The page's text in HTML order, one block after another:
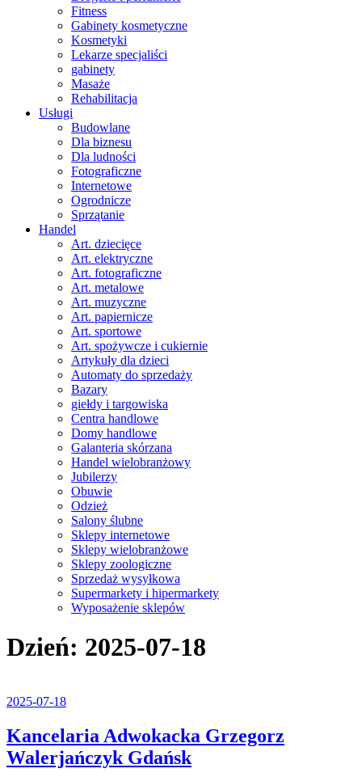
Fitness
Gabinety kosmetyczne
Kosmetyki
Lekarze specjaliści
gabinety
Masaże
Rehabilitacja
Usługi
Budowlane
Dla biznesu
Dla ludności
Fotograficzne
Internetowe
Ogrodnicze
Sprzątanie
Handel
Art. dziecięce
Art. elektryczne
Art. fotograficzne
Art. metalowe
Art. muzyczne
Art. papiernicze
Art. sportowe
Art. spożywcze i cukiernie
Artykuły dla dzieci
Automaty do sprzedaży
Bazary
giełdy i targowiska
Centra handlowe
Domy handlowe
Galanteria skórzana
Handel wielobranżowy
Jubilerzy
Obuwie
Odzież
Salony ślubne
Sklepy internetowe
Sklepy wielobranżowe
Sklepy zoologiczne
Sprzedaż wysyłkowa
Supermarkety i hipermarkety
Wyposażenie sklepów
Menu
Dzień: 2025-07-18
2025-07-182025-
Kancelaria Adwokacka Grzegorz
Walerjańczyk GdańskKancelaria